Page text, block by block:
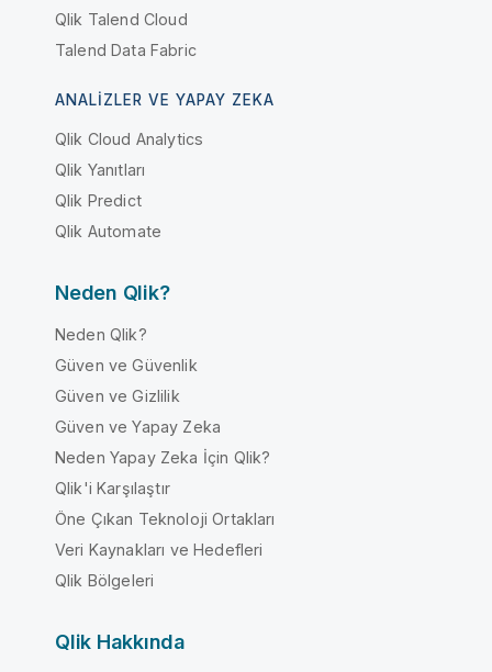
Qlik Talend Cloud
Talend Data Fabric
ANALIZLER VE YAPAY ZEKA
Qlik Cloud Analytics
Qlik Yanıtları
Qlik Predict
Qlik Automate
Neden Qlik?
Neden Qlik?
Güven ve Güvenlik
Güven ve Gizlilik
Güven ve Yapay Zeka
Neden Yapay Zeka İçin Qlik?
Qlik'i Karşılaştır
Öne Çıkan Teknoloji Ortakları
Veri Kaynakları ve Hedefleri
Qlik Bölgeleri
Qlik Hakkında